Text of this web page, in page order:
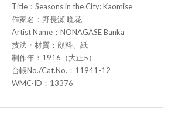
Title：Seasons in the City: Kaomise
作家名：野長瀬 晩花
Artist Name：NONAGASE Banka
技法・材質：顔料、紙
制作年：1916（大正5）
台帳No./Cat.No.：11941-12
WMC-ID：13376